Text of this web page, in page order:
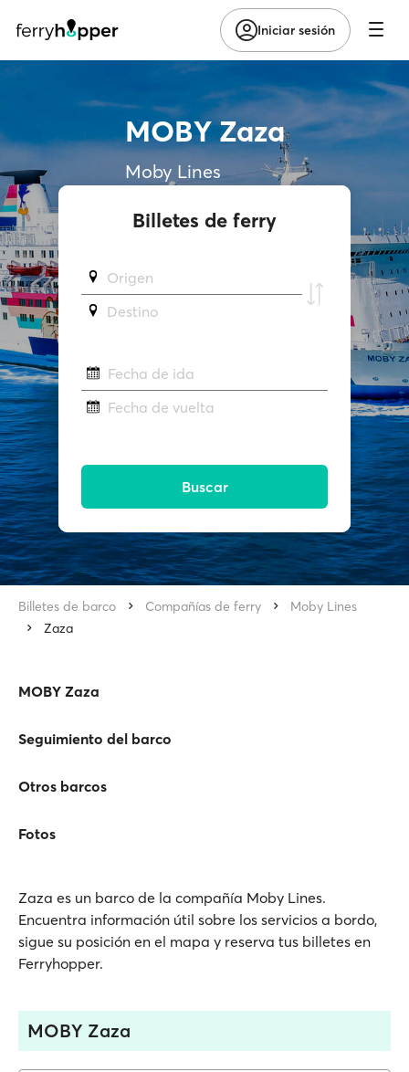
Iniciar sesión
MOBY Zaza
Moby Lines
Billetes de ferry
Origen
Destino
Fecha de ida
Fecha de vuelta
Buscar
Billetes de barco Compañías de ferry
Moby Lines
Zaza
MOBY Zaza
Seguimiento del barco
Otros barcos
Fotos
Zaza es un barco de la compañía Moby Lines.
Encuentra información útil sobre los servicios a bordo,
sigue su posición en el mapa y reserva tus billetes en
Ferryhopper.
MOBY Zaza